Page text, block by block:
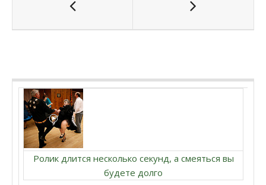
Ролик длится несколько секунд, а смеяться вы
будете долго